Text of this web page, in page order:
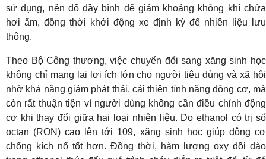
sử dụng, nên đổ đầy bình để giảm khoảng không khí chứa
hơi ẩm, đồng thời khởi động xe định kỳ để nhiên liệu lưu
thông.
Theo Bộ Công thương, việc chuyển đổi sang xăng sinh học
không chỉ mang lại lợi ích lớn cho người tiêu dùng và xã hội
nhờ khả năng giảm phát thải, cải thiện tính năng động cơ, mà
còn rất thuận tiện vì người dùng không cần điều chỉnh động
cơ khi thay đổi giữa hai loại nhiên liệu. Do ethanol có trị số
octan (RON) cao lên tới 109, xăng sinh học giúp động cơ
chống kích nổ tốt hơn. Đồng thời, hàm lượng oxy dồi dào